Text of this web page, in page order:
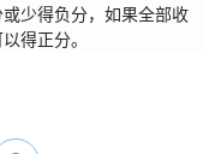
少得负分，如果全部收
得正分。